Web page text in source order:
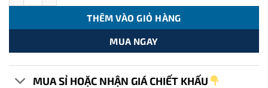
3.100.000 ₫.là:
1.550.000 ₫.
THÊM VÀO GIỎ HÀNG
MUA NGAY
MUA SỈ HOẶC NHẬN GIÁ CHIẾT KHẤU